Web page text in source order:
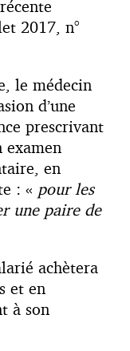
2017, n°
le médecin
d’une
prescrivant
examen
en
: « pour les
une paire de
achètera
et en
à son